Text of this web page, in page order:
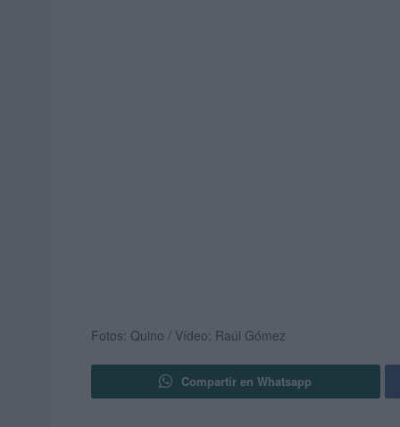
Fotos: Quino / Vídeo: Raúl Gómez
Compartir en Whatsapp